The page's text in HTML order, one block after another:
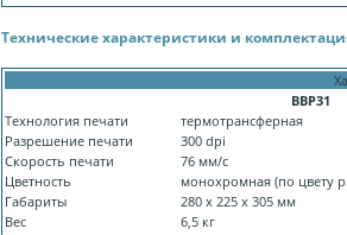
Технические характеристики и
BBP31
Технология печати
термотрансферная
Разрешение печати
300 dpi
Скорость печати
76 мм/с
Цветность
монохромная (по цвету
Габариты
280 x 225 x 305 мм
Вес
6,5 кг